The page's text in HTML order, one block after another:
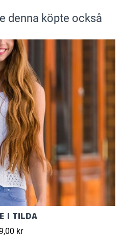
denna köpte också
I TILDA
kr